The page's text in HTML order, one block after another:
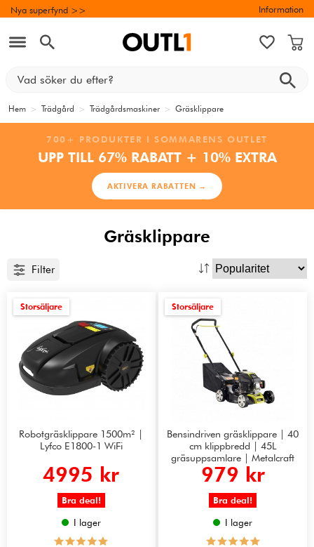
Nya superfynd >> Information
Hem > Trädgård > Trädgårdsmaskiner > Gräsklippare
700+ PRODUKTER I SOMMARENS OUTLET
UPP TILL 67% RABATT + 10% EXTRA
AKTIVERA RABATTEN →
Gräsklippare
Filter
Storsäljare
Robotgräsklippare 1500m² |
Lyfco E1800-1 WiFi
4995 kr
Bra deal!
I lager
Storsäljare
Bensindriven gräsklippare | 40
cm klippbredd | 45L
gräsuppsamlare | Metalcraft
979 kr
Bra deal!
I lager